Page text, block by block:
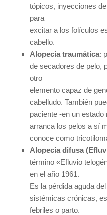
tópicos, inyecciones
para
excitar a los folículos
cabello.
Alopecia traumática:
de secadores de pelo,
otro
elemento capaz de
cabelludo. También
paciente -en un estado
arranca los pelos a sí
conoce como
Alopecia difusa
término «Efluvio
en el año 1961.
Es la pérdida aguda
sistémicas crónicas,
febriles o parto.